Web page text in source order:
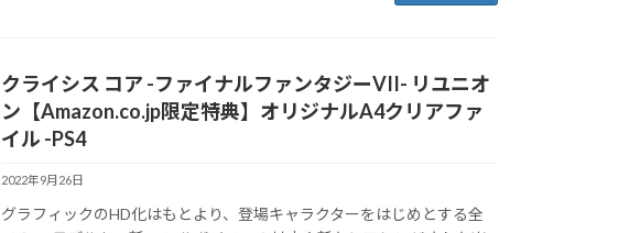
クライシス コア -ファイナルファンタジーVII- リユニオ
ン【Amazon.co.jp限定特典】オリジナルA4クリアファ
イル -PS4
2022年9月26日
グラフィックのHD化はもとより、登場キャラクターをはじめとする全